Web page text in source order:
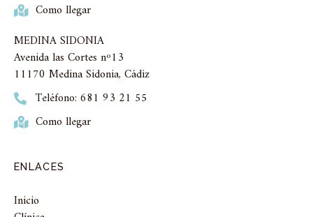
Como llegar
MEDINA SIDONIA
Avenida las Cortes nº13
11170 Medina Sidonia, Cádiz
Teléfono: 681 93 21 55
Como llegar
ENLACES
Inicio